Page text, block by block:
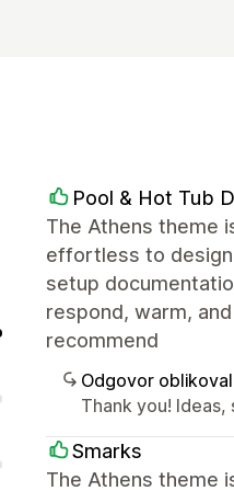
Pool & Hot Tub
The Athens theme
effortless to
setup
respond, warm,
recommend
Odgovor
Thank you!
Smarks
The Athens theme